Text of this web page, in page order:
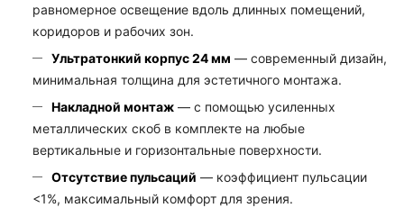
равномерное освещение вдоль длинных помещений,
коридоров и рабочих зон.
Ультратонкий корпус 24 мм — современный дизайн,
минимальная толщина для эстетичного монтажа.
Накладной монтаж — с помощью усиленных
металлических скоб в комплекте на любые
вертикальные и горизонтальные поверхности.
Отсутствие пульсаций — коэффициент пульсации
<1%, максимальный комфорт для зрения.